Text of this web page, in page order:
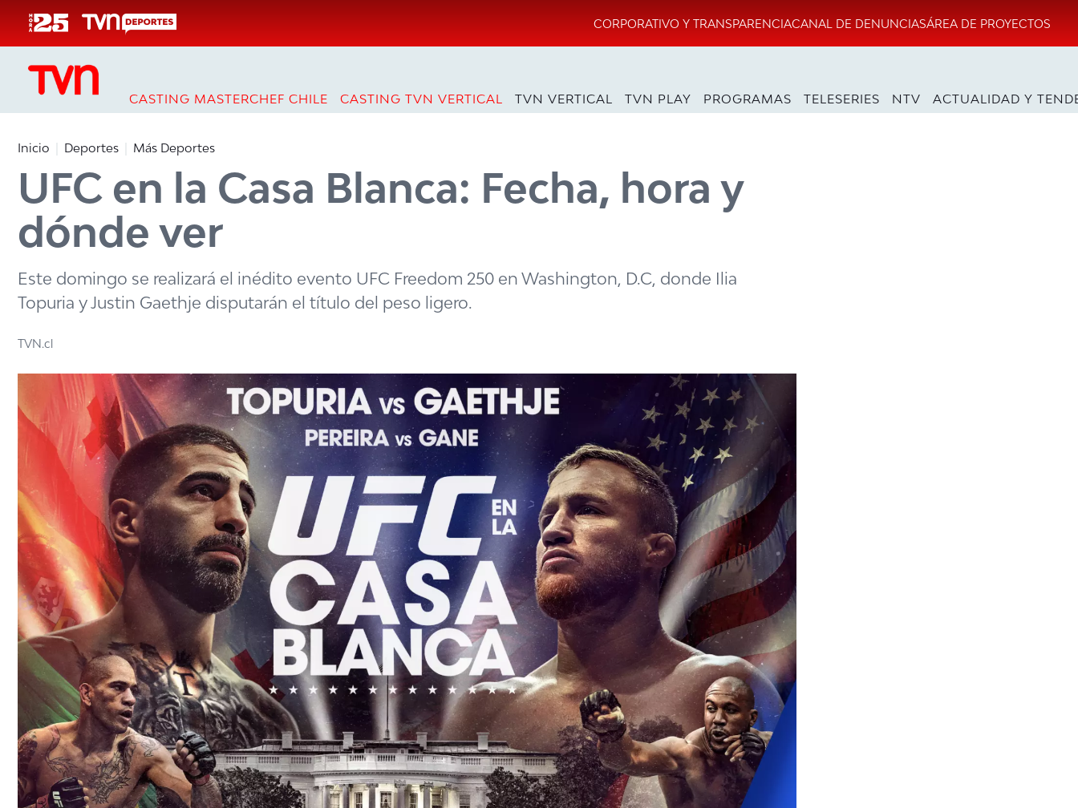
CORPORATIVO Y TRANSPARENCIACANAL DE DENUNCIASÁREA DE PROYECTOS
CASTING MASTERCHEF CHILE CASTING TVN VERTICAL TVN VERTICAL TVN PLAY PROGRAMAS TELESERIES NTV ACTUALIDAD Y
Inicio Deportes Más Deportes
UFC en la Casa Blanca: Fecha, hora y
dónde ver
Este domingo se realizará el inédito evento UFC Freedom 250 en Washington, D.C, donde Ilia
Topuria y Justin Gaethje disputarán el título del peso ligero.
TVN.cl